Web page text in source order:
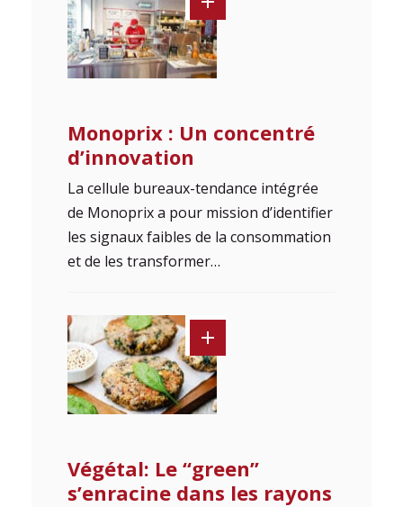
Monoprix : Un concentré
d’innovation
La cellule bureaux-tendance intégrée
de Monoprix a pour mission d’identifier
les signaux faibles de la consommation
et de les transformer…
Végétal: Le “green”
s’enracine dans les rayons